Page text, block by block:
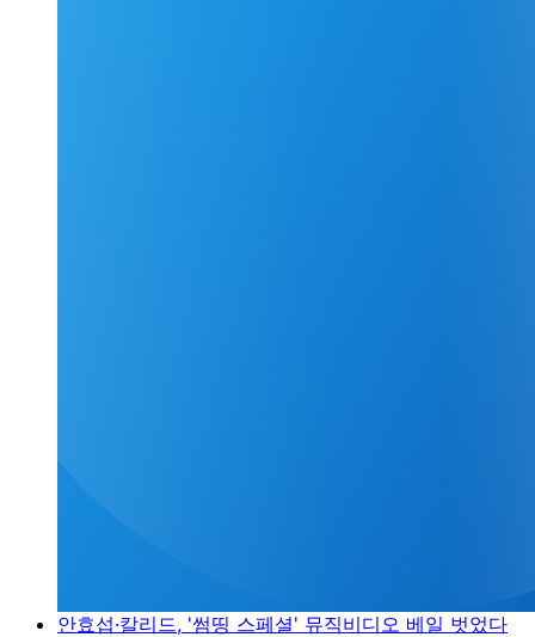
안효섭·칼리드, '썸띵 스페셜' 뮤직비디오 베일 벗었다